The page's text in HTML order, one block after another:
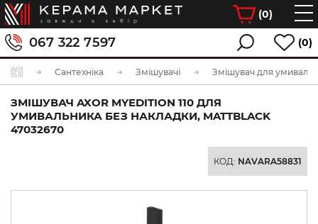
(0)
067 322 7597 (0)
Сантехніка Змішувачі Змішувач для
ЗМІШУВАЧ AXOR MYEDITION 110 ДЛЯ
УМИВАЛЬНИКА БЕЗ НАКЛАДКИ, MATTBLACK
47032670
КОД: NAVARA58831